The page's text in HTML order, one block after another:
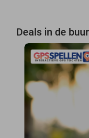
Deals in de